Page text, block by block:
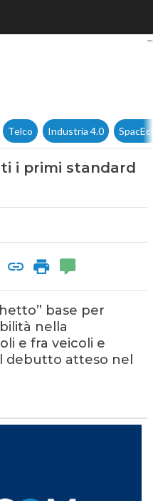
car, pronti i primi
Telco Industria 4.0
i primi standard
base per
nella
e fra veicoli e
debutto atteso nel